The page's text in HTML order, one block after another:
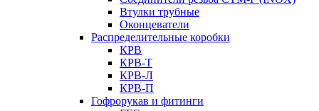
Втулки трубные
Оконцеватели
Распределительные коробки
КРВ
КРВ-Т
КРВ-Л
КРВ-П
Гофрорукав и фитинги